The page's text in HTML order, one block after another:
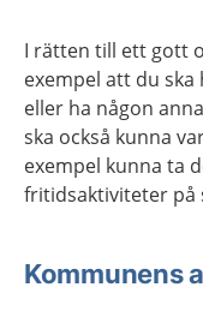
I rätten till ett gott
exempel att du
eller ha någon
ska också kunna
exempel kunna ta
fritidsaktiviteter på
Kommunens